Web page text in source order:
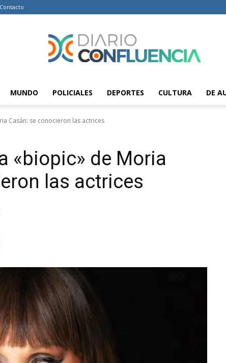
Contacto
Diario
Confluencia
MUNDO POLICIALES DEPORTES CULTURA DE
Casán: se conocieron las actrices
«biopic» de Moria
las actrices